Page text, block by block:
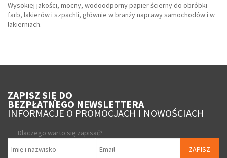
Wysokiej jakości, mocny, wodoodporny papier ścierny do obróbki
farb, lakierów i szpachli, głównie w branży naprawy samochodów i w
lakierniach.
ZAPISZ SIĘ DO
BEZPŁATNEGO NEWSLETTERA
INFORMACJE O PROMOCJACH I NOWOŚCIACH
Dlaczego warto się zapisać?
ZAPISZ